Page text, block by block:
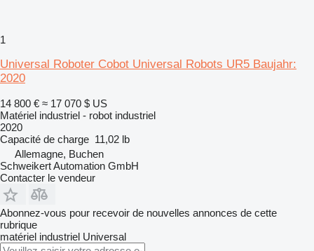
1
Universal Roboter Cobot Universal Robots UR5 Baujahr:
2020
14 800 € ≈ 17 070 $ US
Matériel industriel - robot industriel
2020
Capacité de charge 11,02 lb
Allemagne, Buchen
Schweikert Automation GmbH
Contacter le vendeur
Abonnez-vous pour recevoir de nouvelles annonces de cette
rubrique
matériel industriel Universal